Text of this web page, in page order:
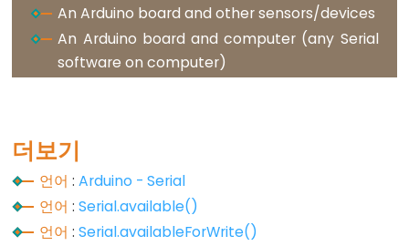
String.endsWith()
String.equals()
String.equalsIgnoreCase()
String.lastIndexOf()
String.length()
String.remove()
String.replace()
An Arduino board and other sensors/devices
An Arduino board and computer (any Serial
software on computer)
더보기
언어 :Arduino - Serial
언어 :Serial.available()
언어 :Serial.availableForWrite()